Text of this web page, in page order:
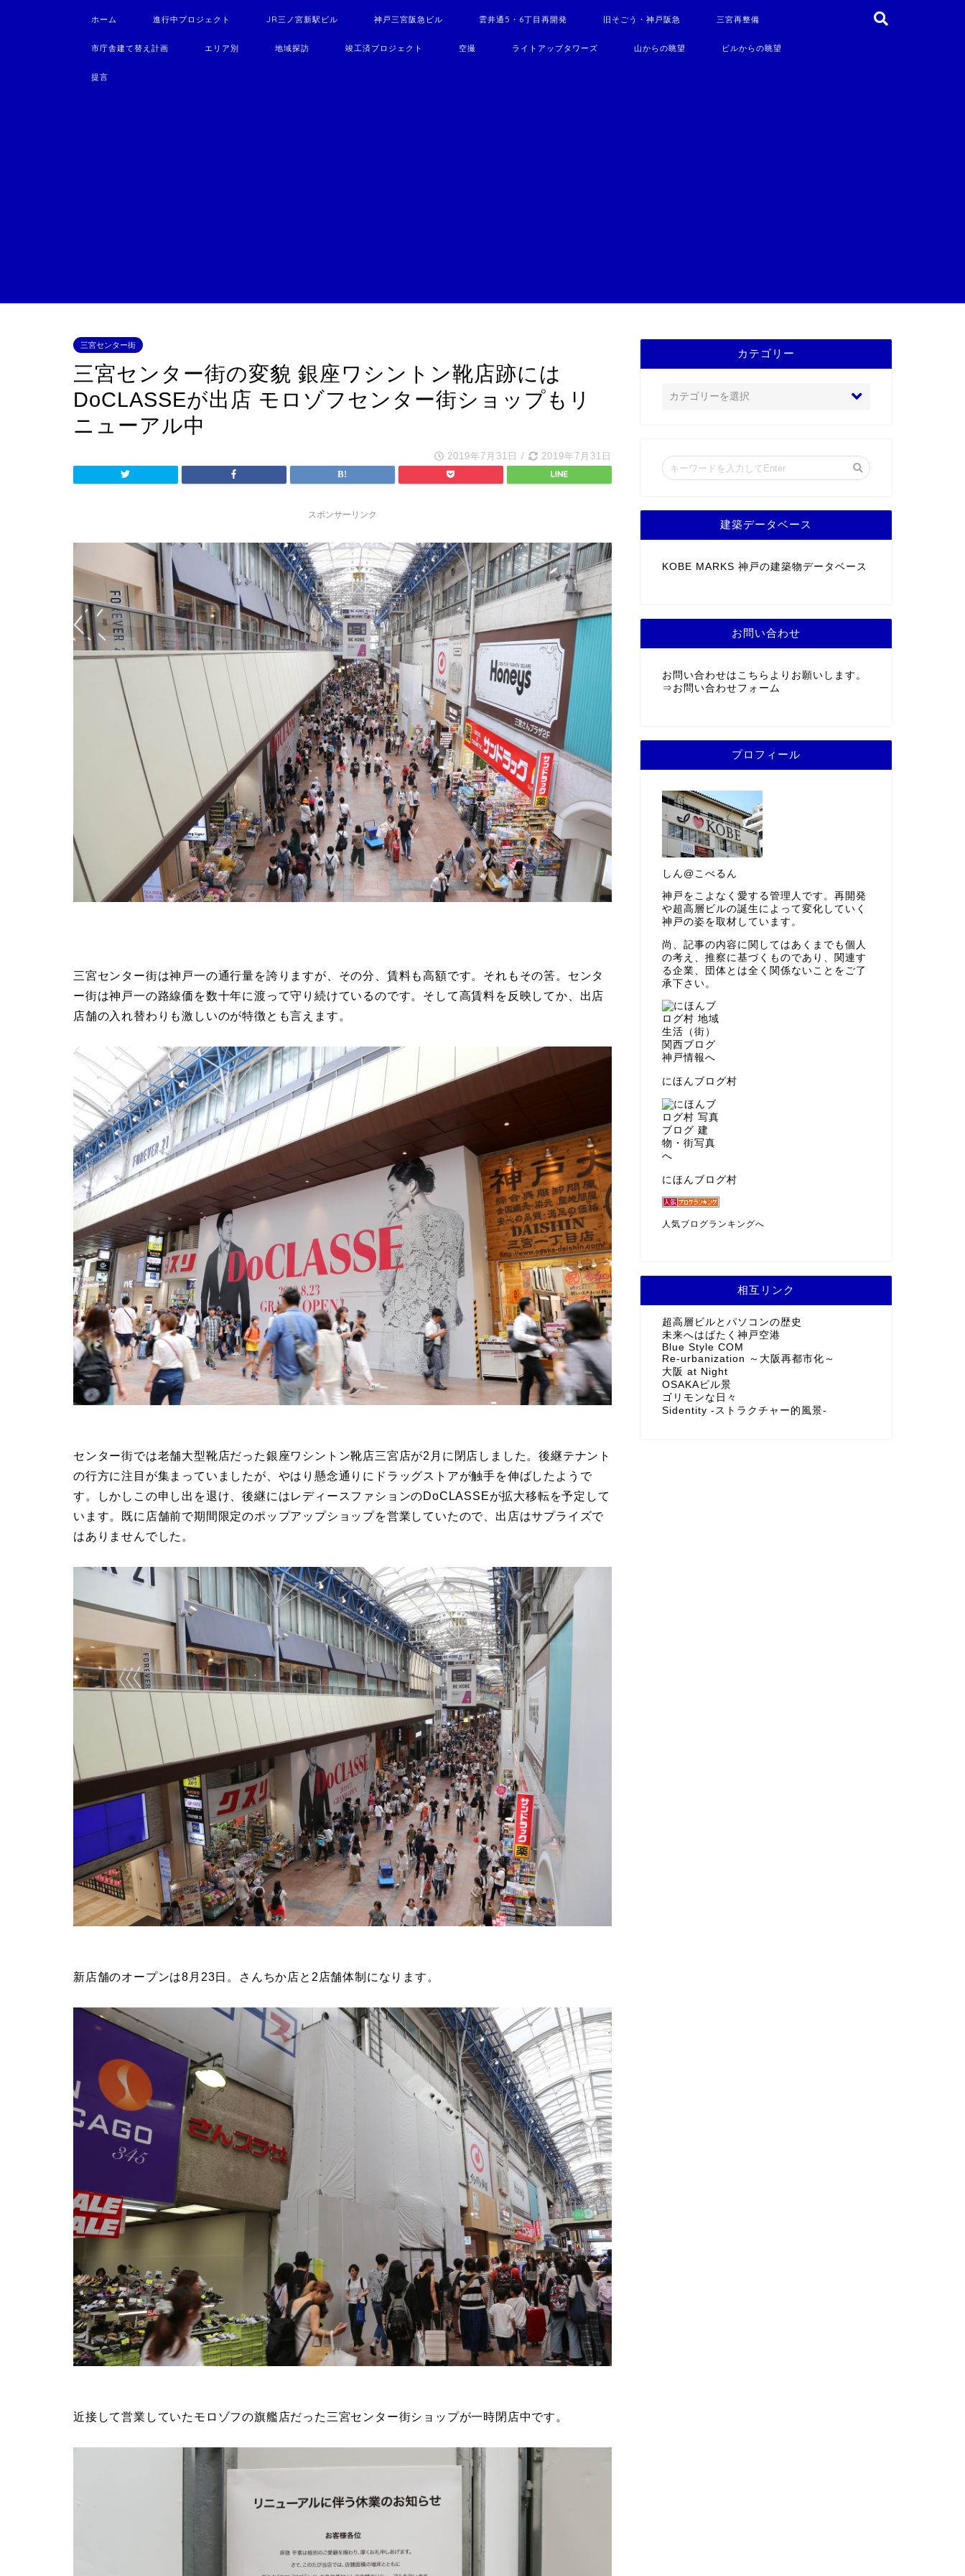
ホーム 進行中プロジェクト JR三ノ宮新駅ビル 神戸三宮阪急ビル 雲井通5・6丁目再開発 旧そごう・神戸阪急 三宮再整備
市庁舎建て替え計画 エリア別 地域探訪 竣工済プロジェクト 空撮 ライトアップタワーズ 山からの眺望 ビルからの眺望
提言
三宮センター街
三宮センター街の変貌 銀座ワシントン靴店跡には
DoCLASSEが出店 モロゾフセンター街ショップもリ
ニューアル中
2019年7月31日 / 2019年7月31日
スポンサーリンク
三宮センター街は神戸一の通行量を誇りますが、その分、賃料も高額です。それもその筈。センタ
ー街は神戸一の路線価を数十年に渡って守り続けているのです。そして高賃料を反映してか、出店
店舗の入れ替わりも激しいのが特徴とも言えます。
センター街では老舗大型靴店だった銀座ワシントン靴店三宮店が2月に閉店しました。後継テナント
の行方に注目が集まっていましたが、やはり懸念通りにドラッグストアが触手を伸ばしたようで
す。しかしこの申し出を退け、後継にはレディースファションのDoCLASSEが拡大移転を予定して
います。既に店舗前で期間限定のポップアップショップを営業していたので、出店はサプライズで
はありませんでした。
新店舗のオープンは8月23日。さんちか店と2店舗体制になります。
近接して営業していたモロゾフの旗艦店だった三宮センター街ショップが一時閉店中です。
カテゴリー
建築データベース
KOBE MARKS 神戸の建築物データベース
お問い合わせ
お問い合わせはこちらよりお願いします。
⇒ お問い合わせフォーム
プロフィール
しん@こべるん
神戸をこよなく愛する管理人です。再開発
や超高層ビルの誕生によって変化していく
神戸の姿を取材しています。
尚、記事の内容に関してはあくまでも個人
の考え、推察に基づくものであり、関連す
る企業、団体とは全く関係ないことをご了
承下さい。
にほんブログ村
にほんブログ村
人気ブログランキングへ
相互リンク
超高層ビルとパソコンの歴史
未来へはばたく神戸空港
Blue Style COM
Re-urbanization ～大阪再都市化～
大阪 at Night
OSAKAビル景
ゴリモンな日々
Sidentity -ストラクチャー的風景-